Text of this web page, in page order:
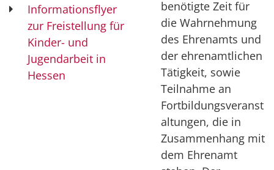
Informationsflyer
zur Freistellung für
Kinder- und
Jugendarbeit in
Hessen
benötigte Zeit für
die Wahrnehmung
des Ehrenamts und
der ehrenamtlichen
Tätigkeit, sowie
Teilnahme an
Fortbildungsveranst
altungen, die in
Zusammenhang mit
dem Ehrenamt